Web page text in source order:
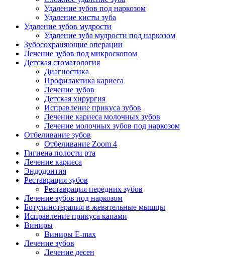
Удаление зубов под наркозом
Удаление кисты зуба
Удаление зубов мудрости
Удаление зуба мудрости под наркозом
Зубосохраняющие операции
Лечение зубов под микроскопом
Детская стоматология
Диагностика
Профилактика кариеса
Лечение зубов
Детская хирургия
Исправление прикуса зубов
Лечение кариеса молочных зубов
Лечение молочных зубов под наркозом
Отбеливание зубов
Отбеливание Zoom 4
Гигиена полости рта
Лечение кариеса
Эндодонтия
Реставрация зубов
Реставрация передних зубов
Лечение зубов под наркозом
Ботулинотерапия в жевательные мышцы
Исправление прикуса капами
Виниры
Виниры E-max
Лечение зубов
Лечение десен